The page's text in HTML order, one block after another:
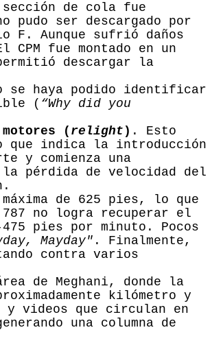
de cola fue
ser descargado por
F. Aunque sufrió daños
fue montado en un
descargar la
se haya podido identificar
( “Why did you
( relight ) . Esto
que indica la introducción
y comienza una
la pérdida de velocidad del
de 625 pies, lo que
no logra recuperar el
pies por minuto. Pocos
Mayday" . Finalmente,
contra varios
de Meghani, donde la
kilómetro y
y videos que circulan en
una columna de